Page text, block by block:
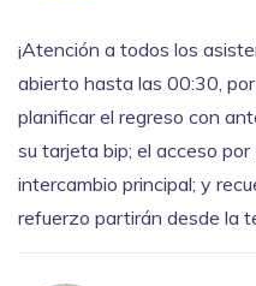
¡Atención a todos los
abierto hasta las 00:30,
planificar el regreso con
su tarjeta bip; el acceso
intercambio principal; y
refuerzo partirán desde la